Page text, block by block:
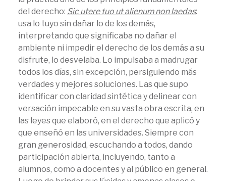
del derecho: Sic utere tuo ut alienum non laedas:
usa lo tuyo sin dañar lo de los demás,
interpretando que significaba no dañar el
ambiente ni impedir el derecho de los demás a su
disfrute, lo desvelaba. Lo impulsaba a madrugar
todos los días, sin excepción, persiguiendo más
verdades y mejores soluciones. Las que supo
identificar con claridad sintética y delinear con
versación impecable en su vasta obra escrita, en
las leyes que elaboró, en el derecho que aplicó y
que enseñó en las universidades. Siempre con
gran generosidad, escuchando a todos, dando
participación abierta, incluyendo, tanto a
alumnos, como a docentes y al público en general.